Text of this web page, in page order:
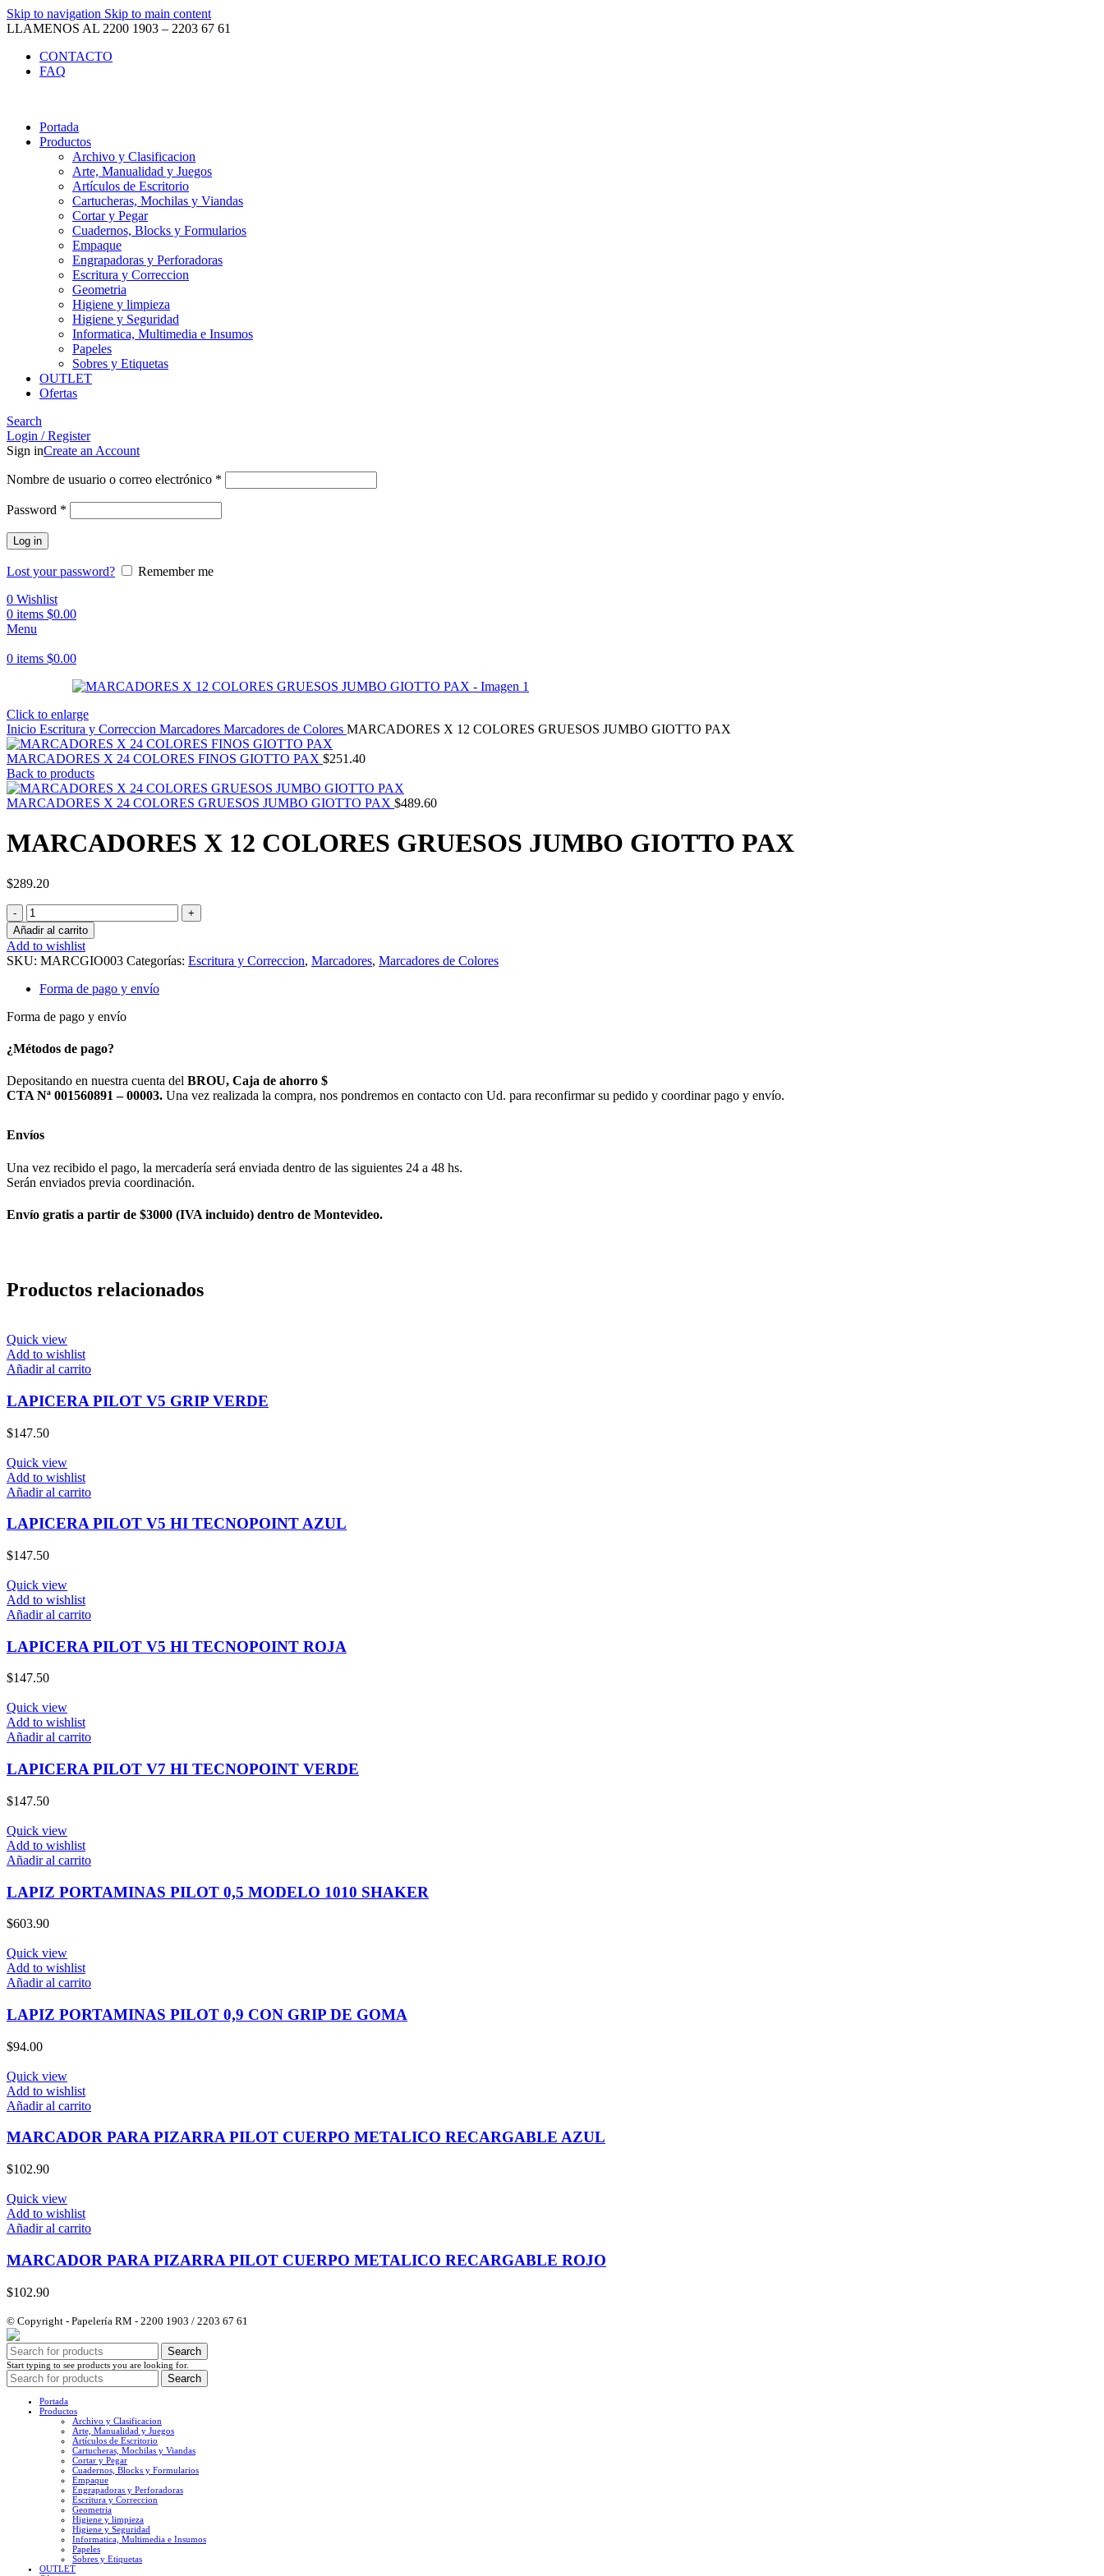
Skip to navigation Skip to main content
LLAMENOS AL 2200 1903 – 2203 67 61
CONTACTO
FAQ
Portada
Productos
Archivo y Clasificacion
Arte, Manualidad y Juegos
Artículos de Escritorio
Cartucheras, Mochilas y Viandas
Cortar y Pegar
Cuadernos, Blocks y Formularios
Empaque
Engrapadoras y Perforadoras
Escritura y Correccion
Geometria
Higiene y limpieza
Higiene y Seguridad
Informatica, Multimedia e Insumos
Papeles
Sobres y Etiquetas
OUTLET
Ofertas
Search
Login / Register
Sign inCreate an Account
Nombre de usuario o correo electrónico *
Password *
Log in
Lost your password?
Remember me
0 Wishlist
0 items $0.00
Menu
0 items $0.00
Click to enlarge
Inicio Escritura y Correccion Marcadores Marcadores de Colores MARCADORES X 12 COLORES GRUESOS JUMBO GIOTTO PAX
MARCADORES X 24 COLORES FINOS GIOTTO PAX $251.40
Back to products
MARCADORES X 24 COLORES GRUESOS JUMBO GIOTTO PAX $489.60
MARCADORES X 12 COLORES GRUESOS JUMBO GIOTTO PAX
$289.20
MARCADORES
X
12
COLORES
GRUESOS
JUMBO
GIOTTO
PAX
Añadir al carrito
Add to wishlist
SKU: MARCGIO003 Categorías: Escritura y Correccion, Marcadores, Marcadores de Colores
Forma de pago y envío
Forma de pago y envío
¿Métodos de pago?
Depositando en nuestra cuenta del BROU, Caja de ahorro $
CTA Nª 001560891 – 00003. Una vez realizada la compra, nos pondremos en contacto con Ud. para reconfirmar su pedido y coordinar pago y envío.
Envíos
Una vez recibido el pago, la mercadería será enviada dentro de las siguientes 24 a 48 hs.
Serán enviados previa coordinación.
Envío gratis a partir de $3000 (IVA incluido) dentro de Montevideo.
Productos relacionados
Quick view
Add to wishlist
Añadir al carrito
LAPICERA PILOT V5 GRIP VERDE
$147.50
Quick view
Add to wishlist
Añadir al carrito
LAPICERA PILOT V5 HI TECNOPOINT AZUL
$147.50
Quick view
Add to wishlist
Añadir al carrito
LAPICERA PILOT V5 HI TECNOPOINT ROJA
$147.50
Quick view
Add to wishlist
Añadir al carrito
LAPICERA PILOT V7 HI TECNOPOINT VERDE
$147.50
Quick view
Add to wishlist
Añadir al carrito
LAPIZ PORTAMINAS PILOT 0,5 MODELO 1010 SHAKER
$603.90
Quick view
Add to wishlist
Añadir al carrito
LAPIZ PORTAMINAS PILOT 0,9 CON GRIP DE GOMA
$94.00
Quick view
Add to wishlist
Añadir al carrito
MARCADOR PARA PIZARRA PILOT CUERPO METALICO RECARGABLE AZUL
$102.90
Quick view
Add to wishlist
Añadir al carrito
MARCADOR PARA PIZARRA PILOT CUERPO METALICO RECARGABLE ROJO
$102.90
© Copyright - Papelería RM - 2200 1903 / 2203 67 61
Search
Start typing to see products you are looking for.
Search
Portada
Productos
Archivo y Clasificacion
Arte, Manualidad y Juegos
Artículos de Escritorio
Cartucheras, Mochilas y Viandas
Cortar y Pegar
Cuadernos, Blocks y Formularios
Empaque
Engrapadoras y Perforadoras
Escritura y Correccion
Geometria
Higiene y limpieza
Higiene y Seguridad
Informatica, Multimedia e Insumos
Papeles
Sobres y Etiquetas
OUTLET